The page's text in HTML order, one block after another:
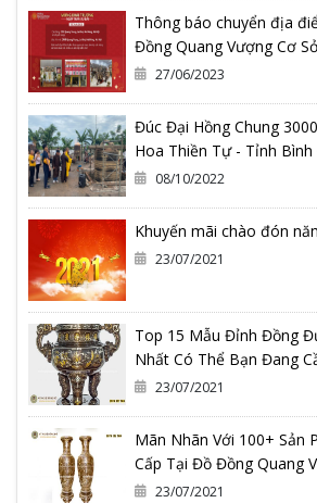
Thông báo chuyển địa
Đồng Quang Vượng Cơ
27/06/2023
Đúc Đại Hồng Chung
Hoa Thiền Tự - Tỉnh
08/10/2022
Khuyến mãi chào đón
23/07/2021
Top 15 Mẫu Đỉnh Đồng
Nhất Có Thể Bạn Đang
23/07/2021
Mãn Nhãn Với 100+ Sản
Cấp Tại Đồ Đồng Quang
23/07/2021